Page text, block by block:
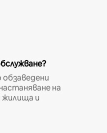
обзаведени
на
жилища и